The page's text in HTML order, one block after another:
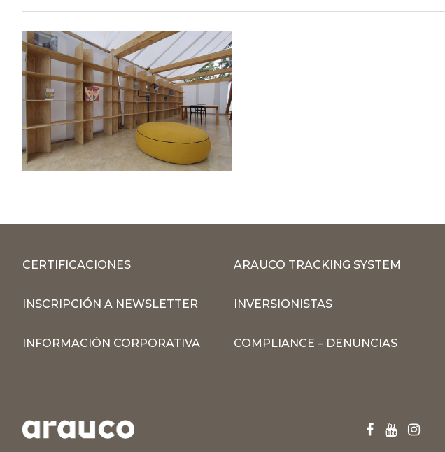
CERTIFICACIONES ARAUCO TRACKING SYSTEM
INSCRIPCIÓN A NEWSLETTER INVERSIONISTAS
INFORMACIÓN CORPORATIVA COMPLIANCE – DENUNCIAS